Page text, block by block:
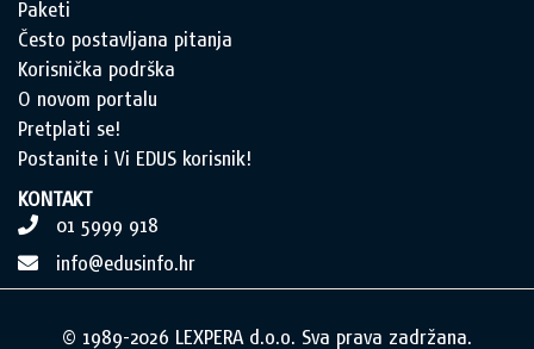
Paketi
Često postavljana pitanja
Korisnička podrška
O novom portalu
Pretplati se!
Postanite i Vi EDUS korisnik!
KONTAKT
01 5999 918
info@edusinfo.hr
© 1989-2026 LEXPERA d.o.o. Sva prava zadržana.